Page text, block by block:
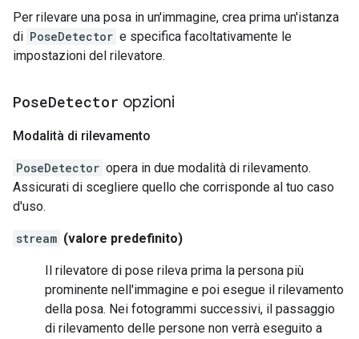
Per rilevare una posa in un'immagine, crea prima un'istanza
di PoseDetector e specifica facoltativamente le
impostazioni del rilevatore.
PoseDetector opzioni
Modalità di rilevamento
PoseDetector opera in due modalità di rilevamento.
Assicurati di scegliere quello che corrisponde al tuo caso
d'uso.
stream (valore predefinito)
Il rilevatore di pose rileva prima la persona più
prominente nell'immagine e poi esegue il rilevamento
della posa. Nei fotogrammi successivi, il passaggio
di rilevamento delle persone non verrà eseguito a